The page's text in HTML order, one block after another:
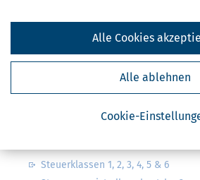
Cookie-
Alle ablehnen
Alle Cookies
Steuertipps Selbstständige
habe ich gelesen.
Abbestellung des Newsletters widerrufen.
Steuerklassen 1, 2, 3, 4, 5 & 6